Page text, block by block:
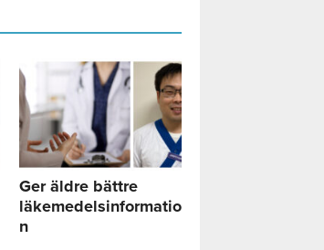
Ger äldre bättre
läkemedelsinformatio
n